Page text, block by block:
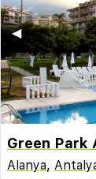
◀︎
Green Park
Alanya,